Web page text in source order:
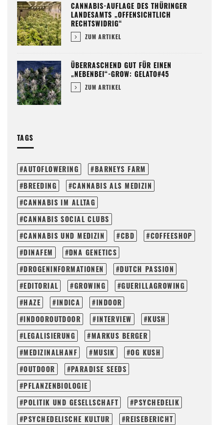
CANNABIS-AUFLAGE DES THÜRINGER
LANDESAMTS „OFFENSICHTLICH
RECHTSWIDRIG“
ZUM ARTIKEL
ÜBERRASCHEND GUT FÜR EINEN
„NEBENBEI“-GROW: GELATO#45
ZUM ARTIKEL
TAGS
AUTOFLOWERING
BARNEYS FARM
BREEDING
CANNABIS ALS MEDIZIN
CANNABIS IM ALLTAG
CANNABIS SOCIAL CLUBS
CANNABIS UND MEDIZIN
CBD
COFFEESHOP
DINAFEM
DNA GENETICS
DROGENINFORMATIONEN
DUTCH PASSION
EDITORIAL
GROWING
GUERILLAGROWING
HAZE
INDICA
INDOOR
INDOOROUTDOOR
INTERVIEW
KUSH
LEGALISIERUNG
MARKUS BERGER
MEDIZINALHANF
MUSIK
OG KUSH
OUTDOOR
PARADISE SEEDS
PFLANZENBIOLOGIE
POLITIK UND GESELLSCHAFT
PSYCHEDELIK
PSYCHEDELISCHE KULTUR
REISEBERICHT